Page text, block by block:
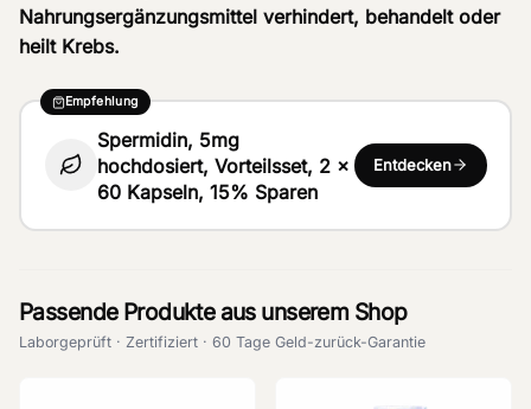
Nahrungsergänzungsmittel verhindert, behandelt oder
heilt Krebs.
Empfehlung
Spermidin, 5mg
hochdosiert, Vorteilsset, 2 x
60 Kapseln, 15% Sparen
Entdecken
Passende Produkte aus unserem Shop
Laborgeprüft · Zertifiziert · 60 Tage Geld-zurück-Garantie